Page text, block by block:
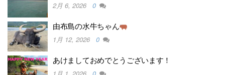
2月 6, 2026 0
由布島の水牛ちゃん
1月 12, 2026 0
あけましておめでとうございます！